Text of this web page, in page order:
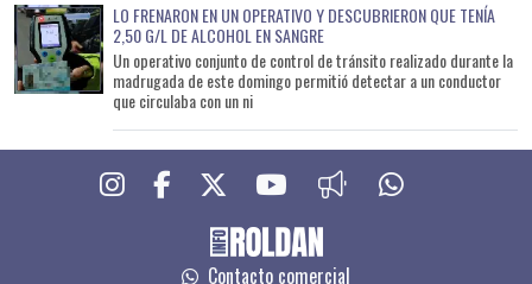
LO FRENARON EN UN OPERATIVO Y DESCUBRIERON QUE TENÍA
2,50 G/L DE ALCOHOL EN SANGRE
Un operativo conjunto de control de tránsito realizado durante la
madrugada de este domingo permitió detectar a un conductor
que circulaba con un ni
Contacto comercial